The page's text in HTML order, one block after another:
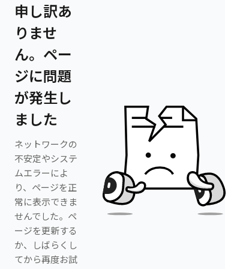
申し訳あ
りませ
ん。ペー
ジに問題
が発生し
ました
ネットワークの
不安定やシステ
ムエラーによ
り、ページを正
常に表示できま
せんでした。ペ
ージを更新する
か、しばらくし
てから再度お試